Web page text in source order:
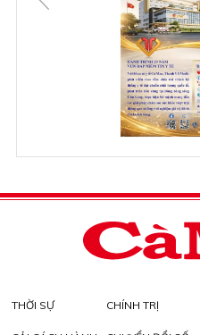
THỜI SỰ CHÍNH TRỊ